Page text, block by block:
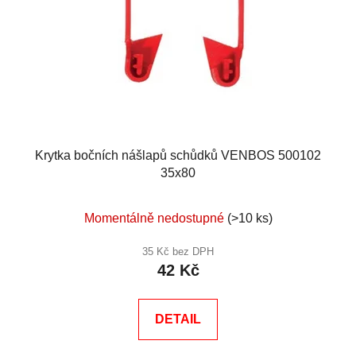
Krytka bočních nášlapů schůdků VENBOS 500102
35x80
Momentálně nedostupné (>10 ks)
35 Kč bez DPH
42 Kč
DETAIL